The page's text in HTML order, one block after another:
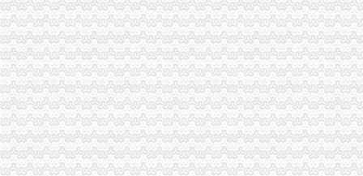
重庆海关2017年国考职位表_重庆海关2017年国家公务员职位表查
重庆海关缉局电话,重庆海关缉局电话多少_图吧电话查询
重庆海关网站网址-全关通信息网
重庆海关-外贸知识-香港瑞丰会计事务所
【携程攻略】重庆海关,重庆海关地址/电话/营业时间
有没有人知道重庆海关要多久放行啊_我从英国直邮回来的奶6罐_宝
监管中心】重庆海关国际快件（邮政）监管中心电话,重庆海关国际
重庆海关商检律咨询热线_重庆海关商检律师咨询电话-华律网（66
重庆海关：热线答疑近6万条--时政--网
重庆海关还是需要自提呀,专门电话通知的=-第2页-LGNexus5/D821